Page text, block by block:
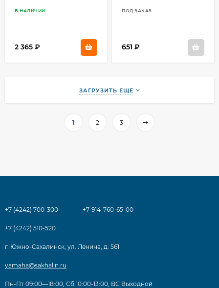
В НАЛИЧИИ
2 365 ₽
ПОД ЗАКАЗ
651 ₽
ЗАГРУЗИТЬ ЕЩЕ
1 2 3
+7 (4242) 700-300 +7-914-760-65-00
+7 (4242) 510-520
г. Южно-Сахалинск, ул. Ленина, д. 561
yamaha@sakhalin.ru
Пн-Пт 09:00—18:00, Сб 10:00-13:00, ВС Выходной